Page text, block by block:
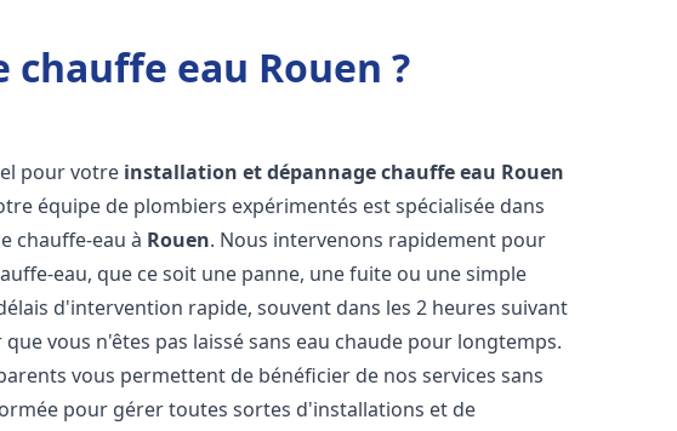
eau Rouen ?
pour votre installation et dépannage chauffe eau Rouen
équipe de plombiers expérimentés est spécialisée dans
chauffe-eau à Rouen. Nous intervenons rapidement pour
eau, que ce soit une panne, une fuite ou une simple
d'intervention rapide, souvent dans les 2 heures suivant
vous n'êtes pas laissé sans eau chaude pour longtemps.
vous permettent de bénéficier de nos services sans
pour gérer toutes sortes d'installations et de